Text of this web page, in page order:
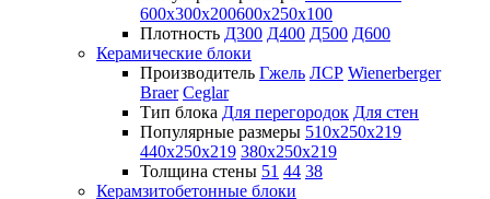
600х300х200600х250х100
Плотность Д300 Д400 Д500 Д600
Керамические блоки
Производитель Гжель ЛСР Wienerberger
Braer Ceglar
Тип блока Для перегородок Для стен
Популярные размеры 510х250х219
440х250х219 380х250х219
Толщина стены 51 44 38
Керамзитобетонные блоки